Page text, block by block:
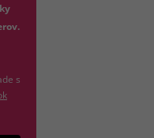
s
okne)